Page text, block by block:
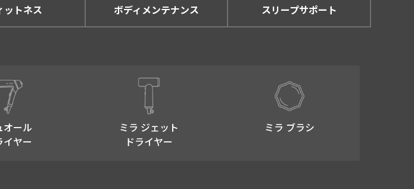
ットネス ボディメンテナンス スリープサポート
オール
イヤー
ミラ ジェット
ドライヤー
ミラ ブラシ